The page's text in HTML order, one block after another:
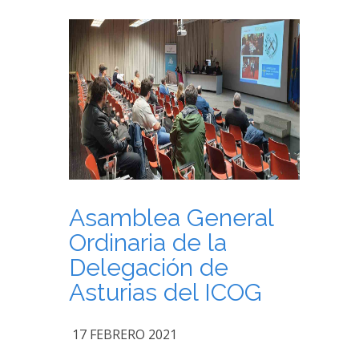
Asamblea General
Ordinaria de la
Delegación de
Asturias del ICOG
17 FEBRERO 2021